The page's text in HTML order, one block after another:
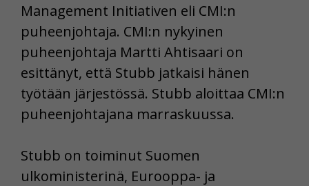
Management Initiativen eli CMI:n
puheenjohtaja. CMI:n nykyinen
puheenjohtaja Martti Ahtisaari on
esittänyt, että Stubb jatkaisi hänen
työtään järjestössä. Stubb aloittaa CMI:n
puheenjohtajana marraskuussa.
Stubb on toiminut Suomen
ulkoministerinä, Eurooppa- ja